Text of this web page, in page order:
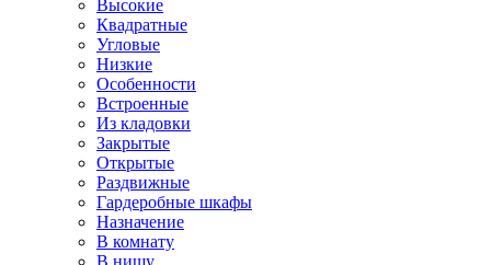
Высокие
Квадратные
Угловые
Низкие
Особенности
Встроенные
Из кладовки
Закрытые
Открытые
Раздвижные
Гардеробные шкафы
Назначение
В комнату
В нишу